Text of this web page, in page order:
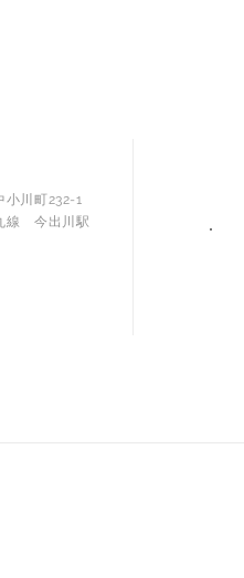
小川町232-1
線 今出川駅